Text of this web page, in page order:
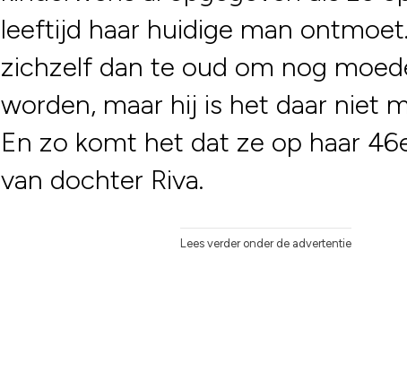
leeftijd haar huidige man
zichzelf dan te oud om nog
worden, maar hij is het daar niet
En zo komt het dat ze op haar
van dochter Riva.
Lees verder onder de advertentie